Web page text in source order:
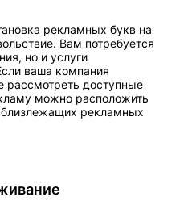
рекламных букв на
Вам потребуется
но и услуги
ваша компания
рассмотреть доступные
можно расположить
близлежащих рекламных